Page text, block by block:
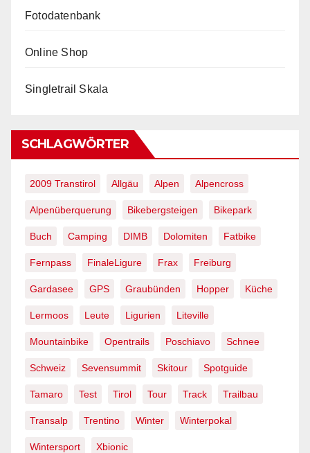
Fotodatenbank
Online Shop
Singletrail Skala
SCHLAGWÖRTER
2009 Transtirol Allgäu Alpen Alpencross
Alpenüberquerung Bikebergsteigen Bikepark
Buch Camping DIMB Dolomiten Fatbike
Fernpass FinaleLigure Frax Freiburg
Gardasee GPS Graubünden Hopper Küche
Lermoos Leute Ligurien Liteville
Mountainbike Opentrails Poschiavo Schnee
Schweiz Sevensummit Skitour Spotguide
Tamaro Test Tirol Tour Track Trailbau
Transalp Trentino Winter Winterpokal
Wintersport Xbionic